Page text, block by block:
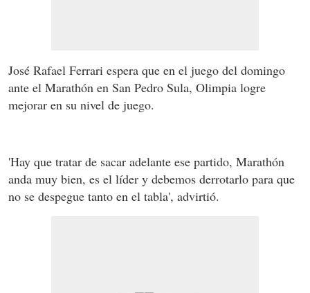
José Rafael Ferrari espera que en el juego del domingo
ante el Marathón en San Pedro Sula, Olimpia logre
mejorar en su nivel de juego.
'Hay que tratar de sacar adelante ese partido, Marathón
anda muy bien, es el líder y debemos derrotarlo para que
no se despegue tanto en el tabla', advirtió.